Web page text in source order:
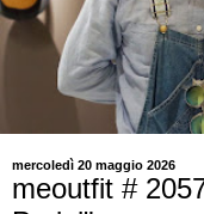
mercoledì 20 maggio 2026
meoutfit #